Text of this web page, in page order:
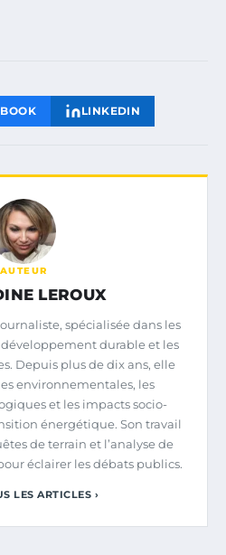
LINKEDIN
AUTEUR
LEROUX
spécialisée dans les
durable et les
Depuis plus de dix ans, elle
environnementales, les
et les impacts socio-
énergétique. Son travail
de terrain et l’analyse de
éclairer les débats publics.
LES ARTICLES ›